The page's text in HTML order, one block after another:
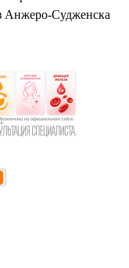
Судженска